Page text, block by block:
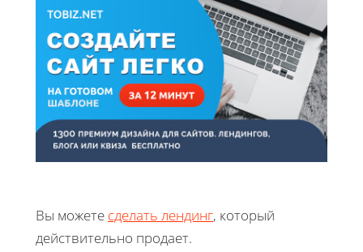
Вы можете сделать лендинг, который
действительно продает.